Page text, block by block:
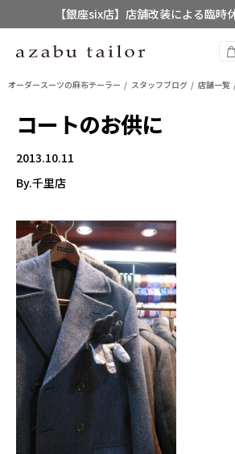
【銀座six店】店舗改装による臨時
【店舗限定】レディースオー
オーダースーツの麻布テーラー スタッフブログ 店舗一覧
コートのお供に
2013.10.11
By.千里店